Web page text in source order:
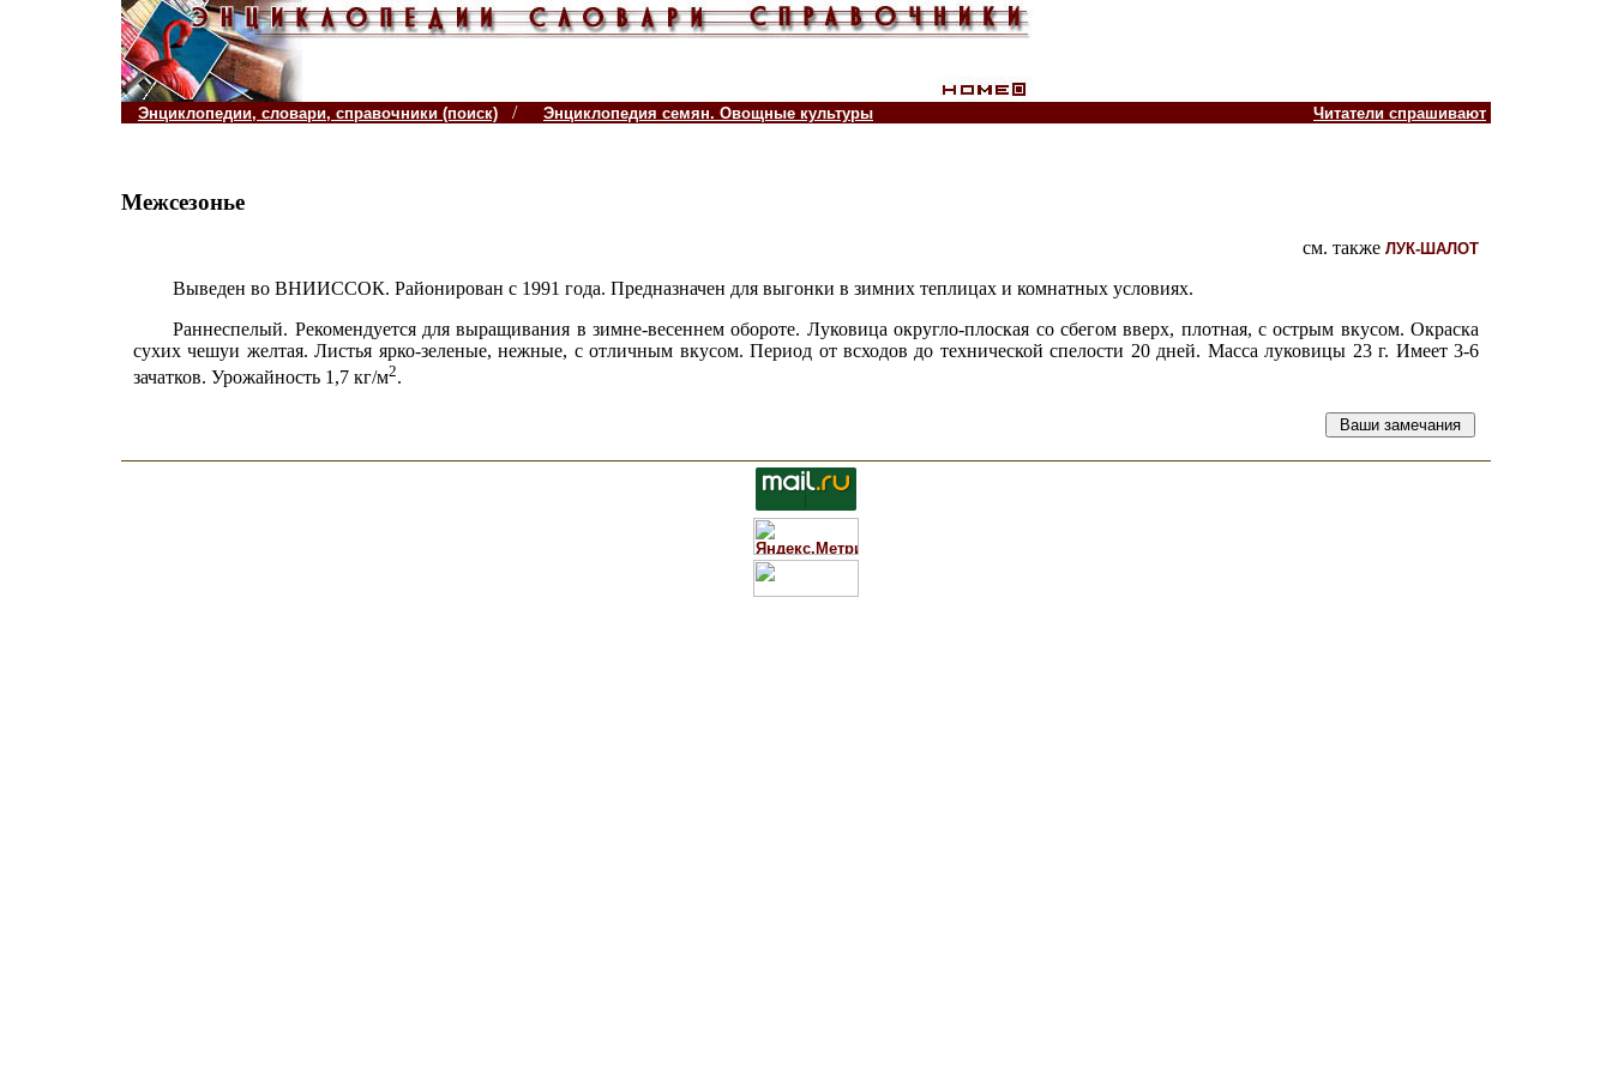
Энциклопедии, словари, справочники (поиск) / Энциклопедия семян. Овощные культуры Читатели спрашивают
Межсезонье
см. также ЛУК-ШАЛОТ
Выведен во ВНИИССОК. Районирован с 1991 года. Предназначен для выгонки в зимних теплицах и комнатных условиях.
Раннеспелый. Рекомендуется для выращивания в зимне-весеннем обороте. Луковица округло-плоская со сбегом вверх, плотная, с острым вкусом. Окраска
сухих чешуи желтая. Листья ярко-зеленые, нежные, с отличным вкусом. Период от всходов до технической спелости 20 дней. Масса луковицы 23 г. Имеет 3-6
зачатков. Урожайность 1,7 кг/м2.